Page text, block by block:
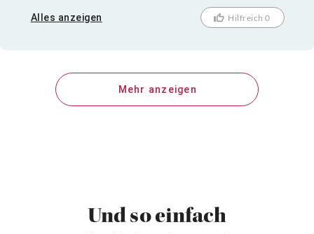
Alles anzeigen Hilfreich 0
Mehr anzeigen
Und so einfach